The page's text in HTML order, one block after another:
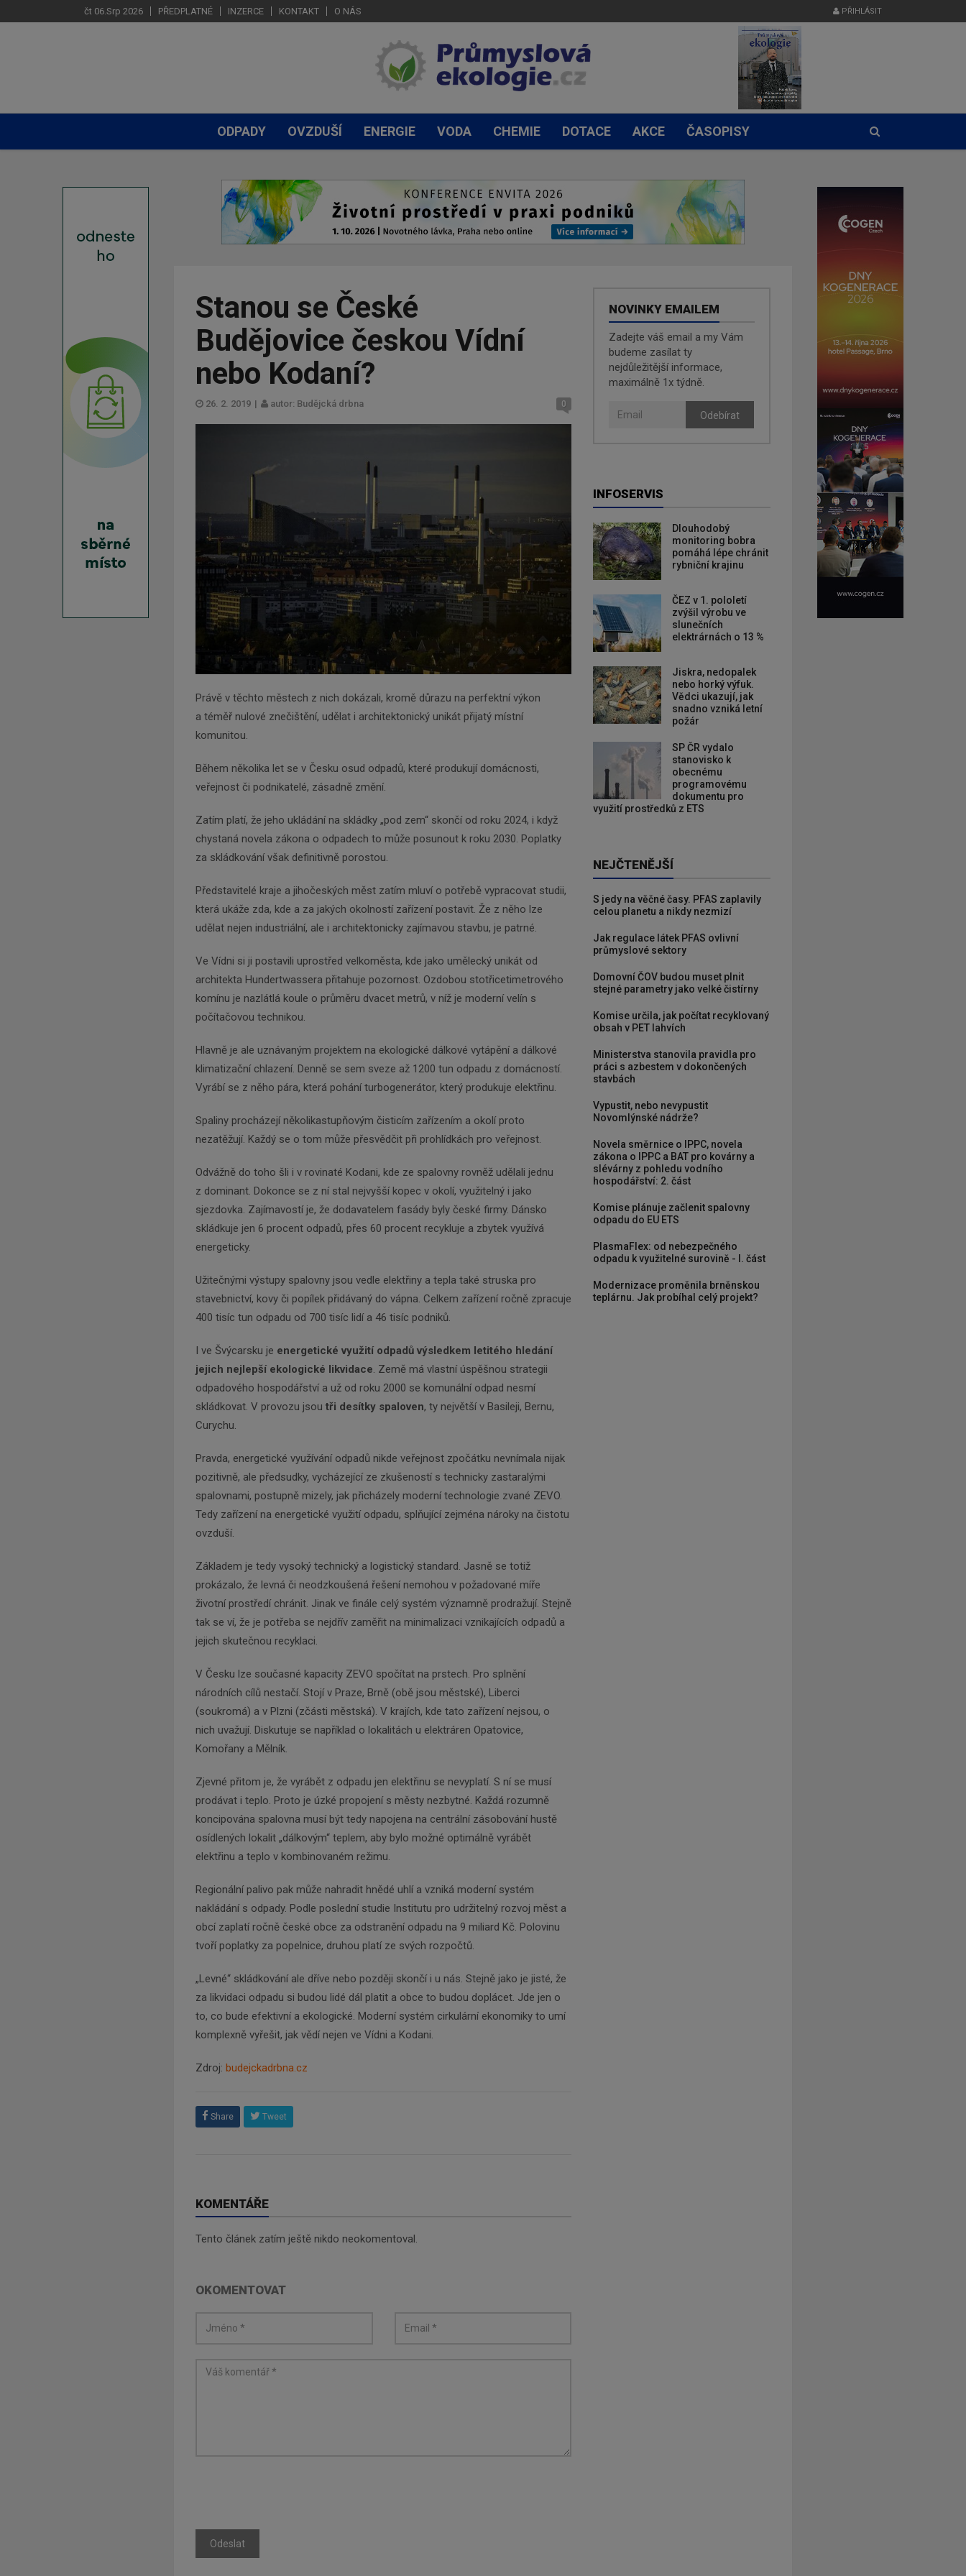
čt 06.Srp 2026 PŘEDPLATNÉ INZERCE KONTAKT O NÁS PŘIHLÁSIT
ODPADY OVZDUŠÍ ENERGIE VODA CHEMIE DOTACE AKCE ČASOPISY
Stanou se České
Budějovice českou Vídní
nebo Kodaní?
26. 2. 2019 | autor: Budějcká drbna 0
Právě v těchto městech z nich dokázali, kromě důrazu na perfektní výkon
a téměř nulové znečištění, udělat i architektonický unikát přijatý místní
komunitou.
Během několika let se v Česku osud odpadů, které produkují domácnosti,
veřejnost či podnikatelé, zásadně změní.
Zatím platí, že jeho ukládání na skládky „pod zem“ skončí od roku 2024, i když
chystaná novela zákona o odpadech to může posunout k roku 2030. Poplatky
za skládkování však definitivně porostou.
Představitelé kraje a jihočeských měst zatím mluví o potřebě vypracovat studii,
která ukáže zda, kde a za jakých okolností zařízení postavit. Že z něho lze
udělat nejen industriální, ale i architektonicky zajímavou stavbu, je patrné.
Ve Vídni si ji postavili uprostřed velkoměsta, kde jako umělecký unikát od
architekta Hundertwassera přitahuje pozornost. Ozdobou stotřicetimetrového
komínu je nazlátlá koule o průměru dvacet metrů, v níž je moderní velín s
počítačovou technikou.
Hlavně je ale uznávaným projektem na ekologické dálkové vytápění a dálkové
klimatizační chlazení. Denně se sem sveze až 1200 tun odpadu z domácností.
Vyrábí se z něho pára, která pohání turbogenerátor, který produkuje elektřinu.
Spaliny procházejí několikastupňovým čisticím zařízením a okolí proto
nezatěžují. Každý se o tom může přesvědčit při prohlídkách pro veřejnost.
Odvážně do toho šli i v rovinaté Kodani, kde ze spalovny rovněž udělali jednu
z dominant. Dokonce se z ní stal nejvyšší kopec v okolí, využitelný i jako
sjezdovka. Zajímavostí je, že dodavatelem fasády byly české firmy. Dánsko
skládkuje jen 6 procent odpadů, přes 60 procent recykluje a zbytek využívá
energeticky.
Užitečnými výstupy spalovny jsou vedle elektřiny a tepla také struska pro
stavebnictví, kovy či popílek přidávaný do vápna. Celkem zařízení ročně zpracuje
400 tisíc tun odpadu od 700 tisíc lidí a 46 tisíc podniků.
I ve Švýcarsku je energetické využití odpadů výsledkem letitého hledání
jejich nejlepší ekologické likvidace . Země má vlastní úspěšnou strategii
odpadového hospodářství a už od roku 2000 se komunální odpad nesmí
skládkovat. V provozu jsou tři desítky spaloven, ty největší v Basileji, Bernu,
Curychu.
Pravda, energetické využívání odpadů nikde veřejnost zpočátku nevnímala nijak
pozitivně, ale předsudky, vycházející ze zkušeností s technicky zastaralými
spalovnami, postupně mizely, jak přicházely moderní technologie zvané ZEVO.
Tedy zařízení na energetické využití odpadu, splňující zejména nároky na čistotu
ovzduší.
Základem je tedy vysoký technický a logistický standard. Jasně se totiž
prokázalo, že levná či neodzkoušená řešení nemohou v požadované míře
životní prostředí chránit. Jinak ve finále celý systém významně prodražují. Stejně
tak se ví, že je potřeba se nejdřív zaměřit na minimalizaci vznikajících odpadů a
jejich skutečnou recyklaci.
V Česku lze současné kapacity ZEVO spočítat na prstech. Pro splnění
národních cílů nestačí. Stojí v Praze, Brně (obě jsou městské), Liberci
(soukromá) a v Plzni (zčásti městská). V krajích, kde tato zařízení nejsou, o
nich uvažují. Diskutuje se například o lokalitách u elektráren Opatovice,
Komořany a Mělník.
Zjevné přitom je, že vyrábět z odpadu jen elektřinu se nevyplatí. S ní se musí
prodávat i teplo. Proto je úzké propojení s městy nezbytné. Každá rozumně
koncipována spalovna musí být tedy napojena na centrální zásobování hustě
osídlených lokalit „dálkovým“ teplem, aby bylo možné optimálně vyrábět
elektřinu a teplo v kombinovaném režimu.
Regionální palivo pak může nahradit hnědé uhlí a vzniká moderní systém
nakládání s odpady. Podle poslední studie Institutu pro udržitelný rozvoj měst a
obcí zaplatí ročně české obce za odstranění odpadu na 9 miliard Kč. Polovinu
tvoří poplatky za popelnice, druhou platí ze svých rozpočtů.
„Levné“ skládkování ale dříve nebo později skončí i u nás. Stejně jako je jisté, že
za likvidaci odpadu si budou lidé dál platit a obce to budou doplácet. Jde jen o
to, co bude efektivní a ekologické. Moderní systém cirkulární ekonomiky to umí
komplexně vyřešit, jak vědí nejen ve Vídni a Kodani.
Zdroj: budejckadrbna.cz
Share Tweet
KOMENTÁŘE
Tento článek zatím ještě nikdo neokomentoval.
OKOMENTOVAT
Odeslat
NOVINKY EMAILEM
Zadejte váš email a my Vám
budeme zasílat ty
nejdůležitější informace,
maximálně 1x týdně.
Odebírat
INFOSERVIS
Dlouhodobý
monitoring bobra
pomáhá lépe chránit
rybniční krajinu
ČEZ v 1. pololetí
zvýšil výrobu ve
slunečních
elektrárnách o 13 %
Jiskra, nedopalek
nebo horký výfuk.
Vědci ukazují, jak
snadno vzniká letní
požár
SP ČR vydalo
stanovisko k
obecnému
programovému
dokumentu pro
využití prostředků z ETS
NEJČTENĚJŠÍ
S jedy na věčné časy. PFAS zaplavily
celou planetu a nikdy nezmizí
Jak regulace látek PFAS ovlivní
průmyslové sektory
Domovní ČOV budou muset plnit
stejné parametry jako velké čistírny
Komise určila, jak počítat recyklovaný
obsah v PET lahvích
Ministerstva stanovila pravidla pro
práci s azbestem v dokončených
stavbách
Vypustit, nebo nevypustit
Novomlýnské nádrže?
Novela směrnice o IPPC, novela
zákona o IPPC a BAT pro kovárny a
slévárny z pohledu vodního
hospodářství: 2. část
Komise plánuje začlenit spalovny
odpadu do EU ETS
PlasmaFlex: od nebezpečného
odpadu k využitelné surovině - I. část
Modernizace proměnila brněnskou
teplárnu. Jak probíhal celý projekt?
Newsletter